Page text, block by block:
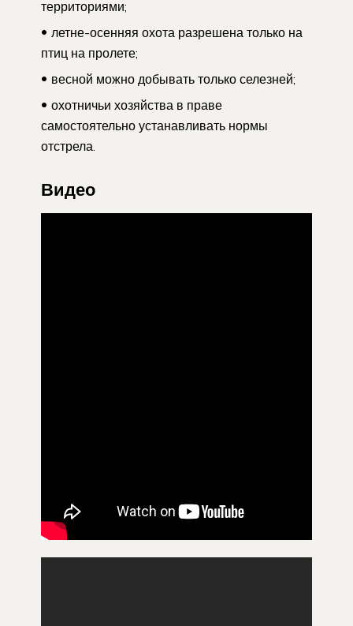
территориями;
летне-осенняя охота разрешена только на
птиц на пролете;
весной можно добывать только селезней;
охотничьи хозяйства в праве
самостоятельно устанавливать нормы
отстрела.
Видео